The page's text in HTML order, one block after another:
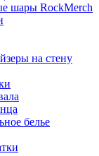
шары RockMerch
на стену
белье